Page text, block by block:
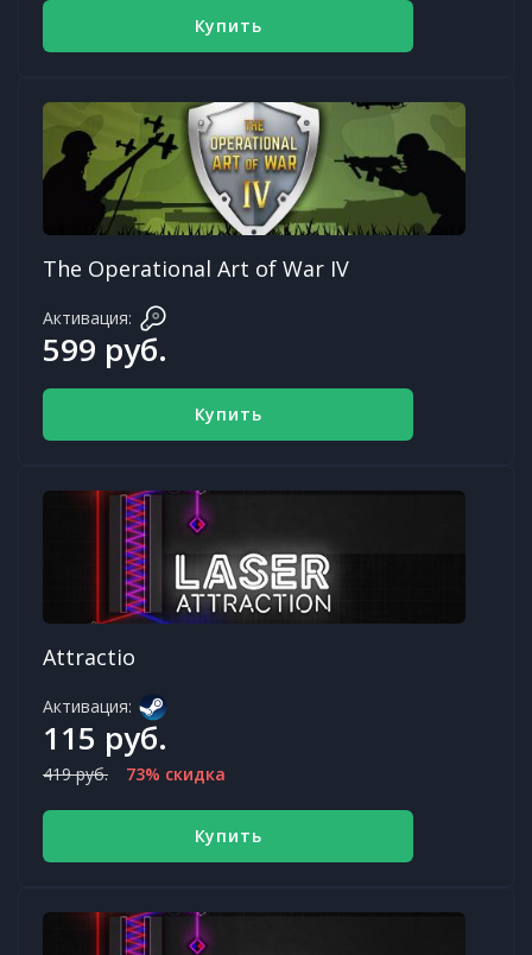
Купить
The Operational Art of War IV
Активация:
599 руб.
Купить
Attractio
Активация:
115 руб.
419 руб. 73% скидка
Купить